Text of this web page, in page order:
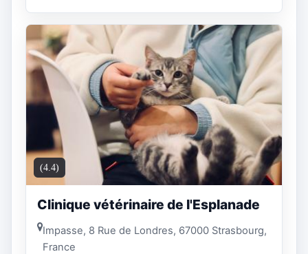
(4.4)
Clinique vétérinaire de l'Esplanade
Impasse, 8 Rue de Londres, 67000 Strasbourg,
France